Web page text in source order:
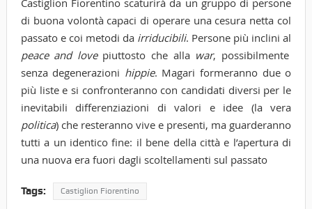
Castiglion Fiorentino scaturirà da un gruppo di persone
di buona volontà capaci di operare una cesura netta col
passato e coi metodi da irriducibili. Persone più inclini al
peace and lovepiuttosto che alla war, possibilmente
senza degenerazioni hippie. Magari formeranno due o
più liste e si confronteranno con candidati diversi per le
inevitabili differenziazioni di valori e idee (la vera
politica) che resteranno vive e presenti, ma guarderanno
tutti a un identico fine: il bene della città e l’apertura di
una nuova era fuori dagli scoltellamenti sul passato
Tags: Castiglion Fiorentino